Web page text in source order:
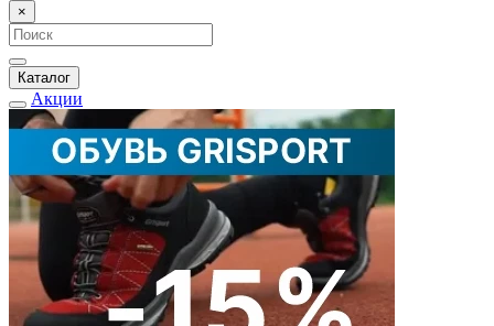
×
Каталог
Акции